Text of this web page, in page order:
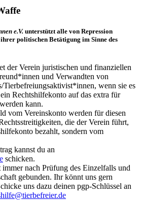
e.V.unterstützt alle von Repression
politischen Betätigung im Sinne des
der Verein juristischen und finanziellen
und Verwandten von
Tierbefreiungsaktivist*innen, wenn sie es
Rechtshilfekonto auf das extra für
kann.
vom Vereinskonto werden für diesen
die der Verein führt,
bezahlt, sondern vom
kannst du an
schicken.
nach Prüfung des Einzelfalls und
gebunden. Ihr könnt uns gern
uns dazu deinen pgp-Schlüssel an